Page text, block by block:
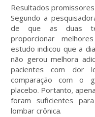
Resultados promissores
Segundo a
de que as duas
proporcionar
estudo indicou que a
não gerou melhora
pacientes com dor
comparação com o
placebo. Portanto,
foram suficientes
lombar crônica.